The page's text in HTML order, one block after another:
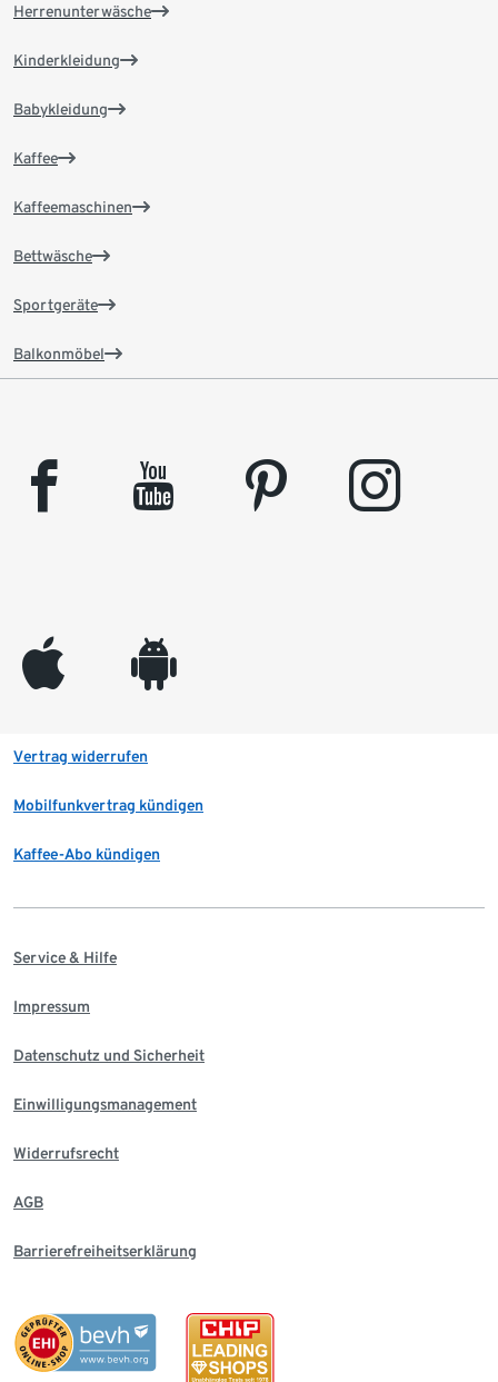
Herrenunterwäsche
Kinderkleidung
Babykleidung
Kaffee
Kaffeemaschinen
Bettwäsche
Sportgeräte
Balkonmöbel
facebook youtube pinterest instagram
appleinc android
Vertrag widerrufen
Mobilfunkvertrag kündigen
Kaffee-Abo kündigen
Service & Hilfe
Impressum
Datenschutz und Sicherheit
Einwilligungsmanagement
Widerrufsrecht
AGB
Barrierefreiheitserklärung